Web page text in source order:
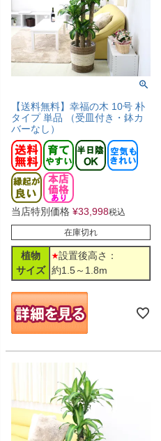
【送料無料】幸福の木 10号 朴
タイプ 単品 （受皿付き・鉢カ
バーなし）
当店特別価格 ¥33,998税込
在庫切れ
植物
サイズ
設置後高さ：
約1.5～1.8m